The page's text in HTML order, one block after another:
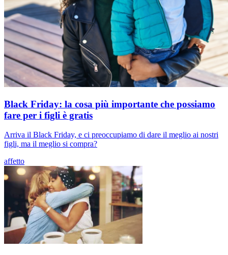
Black Friday: la cosa più importante che possiamo
fare per i figli è gratis
Arriva il Black Friday, e ci preoccupiamo di dare il meglio ai nostri
figli, ma il meglio si compra?
affetto